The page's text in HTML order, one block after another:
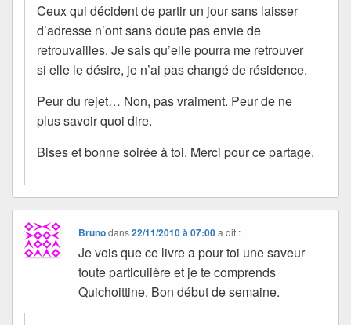
Ceux qui décident de partir un jour sans laisser
d’adresse n’ont sans doute pas envie de
retrouvailles. Je sais qu’elle pourra me retrouver
si elle le désire, je n’ai pas changé de résidence.
Peur du rejet… Non, pas vraiment. Peur de ne
plus savoir quoi dire.
Bises et bonne soirée à toi. Merci pour ce partage.
Brunodans22/11/2010 à 07:00 a dit :
Je vois que ce livre a pour toi une saveur
toute particulière et je te comprends
Quichoittine. Bon début de semaine.